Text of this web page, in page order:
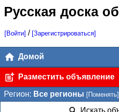
Русская доска
[Войти] / [Зарегистрироваться]
Домой
Разместить объявление
Регион: Все регионы [Поменять]
Искать